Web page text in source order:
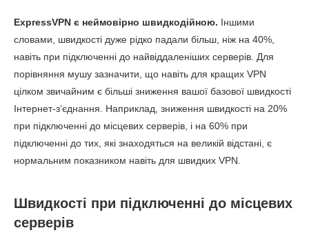
Пінг
США (Нью-Йорк)
Завантаження
Вивантаження
Завантаження
42 мс
46.30 Мбіт/с
42 мс
80.67 Мбіт/с
Результати
відсутні*
ExpressVPN є неймовірно швидкодійною. Іншими
словами, швидкості дуже рідко падали більш, ніж на 40%,
навіть при підключенні до найвіддаленіших серверів. Для
порівняння мушу зазначити, що навіть для кращих VPN
цілком звичайним є більші зниження вашої базової швидкості
Інтернет-з’єднання. Наприклад, зниження швидкості на 20%
при підключенні до місцевих серверів, і на 60% при
підключенні до тих, які знаходяться на великій відстані, є
нормальним показником навіть для швидких VPN.
Швидкості при підключенні до місцевих
серверів